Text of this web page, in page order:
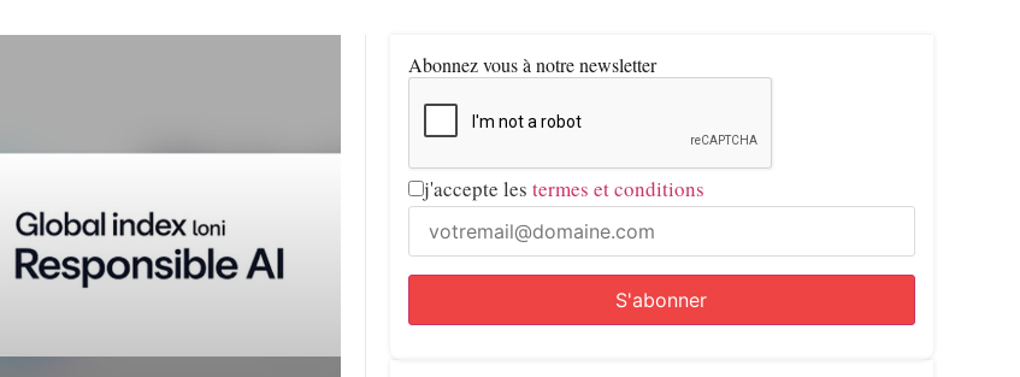
Abonnez vous à notre newsletter
j'accepte les termes et conditions